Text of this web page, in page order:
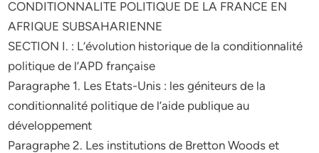
CONDITIONNALITE POLITIQUE DE LA FRANCE EN
AFRIQUE SUBSAHARIENNE
SECTION I. : L’évolution historique de la conditionnalité
politique de l’APD française
Paragraphe 1. Les Etats-Unis : les géniteurs de la
conditionnalité politique de l’aide publique au
développement
Paragraphe 2. Les institutions de Bretton Woods et